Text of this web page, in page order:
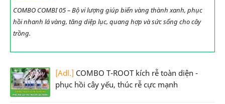
COMBO COMBI 05 – Bộ vi lượng giúp biến vàng thành xanh, phục
hồi nhanh lá vàng, tăng diệp lục, quang hợp và sức sống cho cây
trồng.
[Adl.] COMBO T-ROOT kích rễ toàn diện -
phục hồi cây yếu, thúc rễ cực mạnh